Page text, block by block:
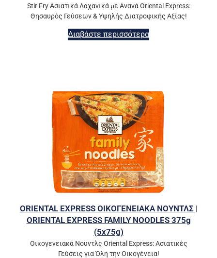
Stir Fry Ασιατικά Λαχανικά με Ανανά Oriental Express:
Θησαυρός Γεύσεων & Υψηλής Διατροφικής Αξίας!
Διαβάστε περισσότερα
ORIENTAL EXPRESS ΟΙΚΟΓΕΝΕΙΑΚΑ ΝΟΥΝΤΛΣ |
ORIENTAL EXPRESS FAMILY NOODLES 375g
(5x75g)
Οικογενειακά Νουντλς Oriental Express: Ασιατικές
Γεύσεις για Όλη την Οικογένεια!